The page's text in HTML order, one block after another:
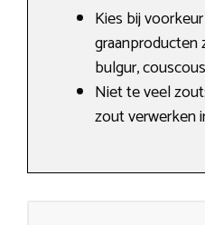
Kies bij
graanproducten
bulgur,
Niet te veel
zout verwerken